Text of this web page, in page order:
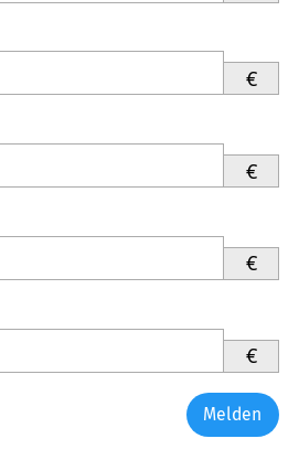
€
€
€
€
Melden